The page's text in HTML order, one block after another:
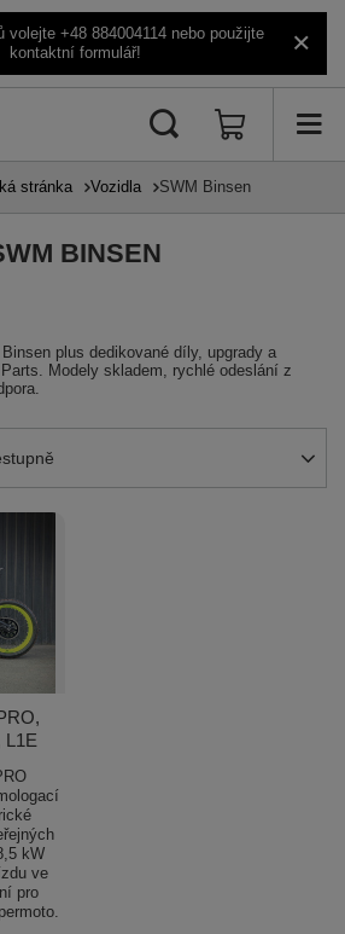
volejte +48 884004114 nebo použijte
kontaktní formulář!
stránka Vozidla SWM Binsen
BINSEN
plus dedikované díly, upgrady a
Modely skladem, rychlé odeslání z
L1E
kW
ve
pro